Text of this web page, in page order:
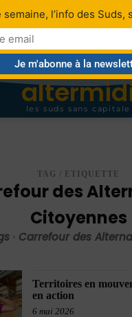
les suds sans capitale
TAG / ETIQUETTE
des
Citoyennes
Carrefour des
Territoires en
en action
6 mai 2026
semaine, l’info des Suds,